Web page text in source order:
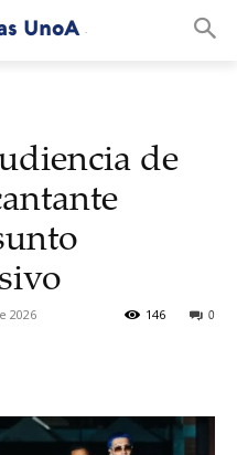
de
2026 0
146